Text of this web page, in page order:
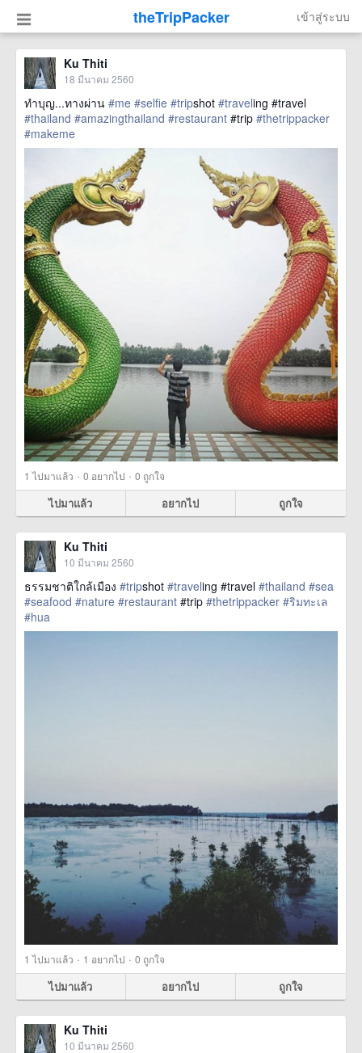
theTripPacker เข้าสู่ระบบ
Ku Thiti
18 มีนาคม 2560
ทำบุญ...ทางผ่าน #me #selfie #tripshot #traveling #travel
#thailand #amazingthailand #restaurant #trip #thetrippacker
#makeme
href=https://m.thetrippacker.com/th/image/location/204165>
1 ไปมาแล้ว · 0 อยากไป · 0 ถูกใจ
ไปมาแล้ว อยากไป ถูกใจ
Ku Thiti
10 มีนาคม 2560
ธรรมชาติใกล้เมือง #tripshot #traveling #travel #thailand #sea
#seafood #nature #restaurant #trip #thetrippacker #ริมทะเล
#hua
href=https://m.thetrippacker.com/th/image/location/204035>
1 ไปมาแล้ว · 1 อยากไป · 0 ถูกใจ
ไปมาแล้ว อยากไป ถูกใจ
Ku Thiti
10 มีนาคม 2560